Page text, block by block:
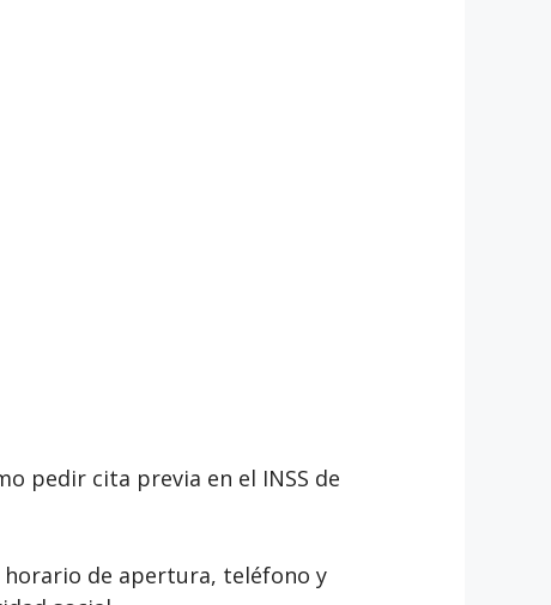
pedir cita previa en el INSS de
de apertura, teléfono y